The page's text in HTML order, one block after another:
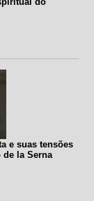
e suas tensões
la Serna